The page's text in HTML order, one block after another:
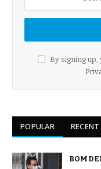
By signing
POPULAR RECENT
BOM